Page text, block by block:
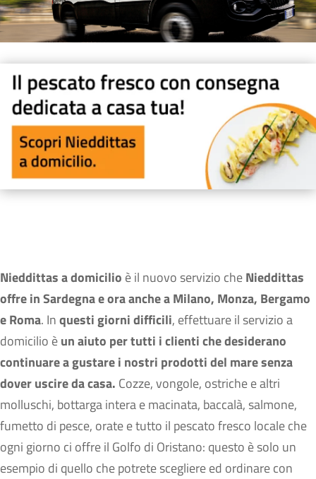
Nieddittas a domicilio è il nuovo servizio cheNieddittas
offre in Sardegna e ora anche a Milano, Monza, Bergamo
e Roma. Inquesti giorni difficili, effettuare il servizio a
domicilio èun aiuto per tutti i clienti che desiderano
continuare a gustare i nostri prodotti del mare senza
dover uscire da casa. Cozze, vongole, ostriche e altri
molluschi, bottarga intera e macinata, baccalà, salmone,
fumetto di pesce, orate e tutto il pescato fresco locale che
ogni giorno ci offre il Golfo di Oristano: questo è solo un
esempio di quello che potrete scegliere ed ordinare con